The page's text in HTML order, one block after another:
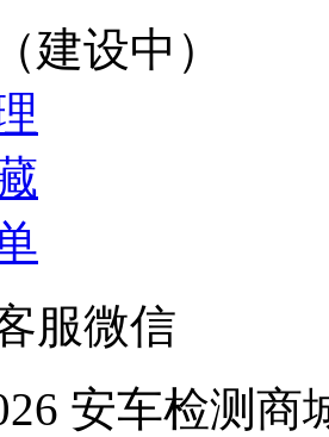
建设中）
服微信
安车检测商